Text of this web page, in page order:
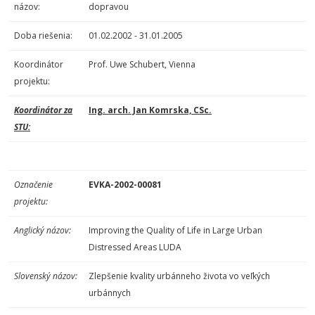
názov:
dopravou
Doba riešenia: 01.02.2002 - 31.01.2005
Koordinátor
projektu:
Prof. Uwe Schubert, Vienna
Koordinátor za
STU:
Ing. arch. Jan Komrska, CSc.
Označenie
projektu:
EVKA-2002-00081
Anglický názov:
Improving the Quality of Life in Large Urban
Distressed Areas LUDA
Slovenský názov:
Zlepšenie kvality urbánneho života vo veľkých
urbánnych